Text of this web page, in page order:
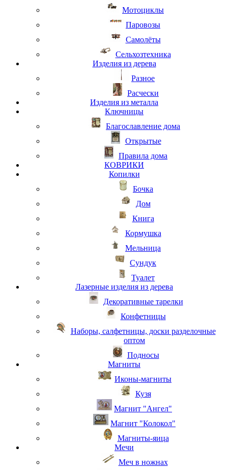
Мотоциклы
Паровозы
Самолёты
Сельхозтехника
Изделия из дерева
Разное
Расчески
Изделия из металла
Ключницы
Благославление дома
Открытые
Правила дома
КОВРИКИ
Копилки
Бочка
Дом
Книга
Кормушка
Мельница
Сундук
Туалет
Лазерные изделия из дерева
Декоративные тарелки
Конфетницы
Наборы, салфетницы, доски разделочные
оптом
Подносы
Магниты
Иконы-магниты
Кузя
Магнит "Ангел"
Магнит "Колокол"
Магниты-яица
Мечи
Меч в ножнах